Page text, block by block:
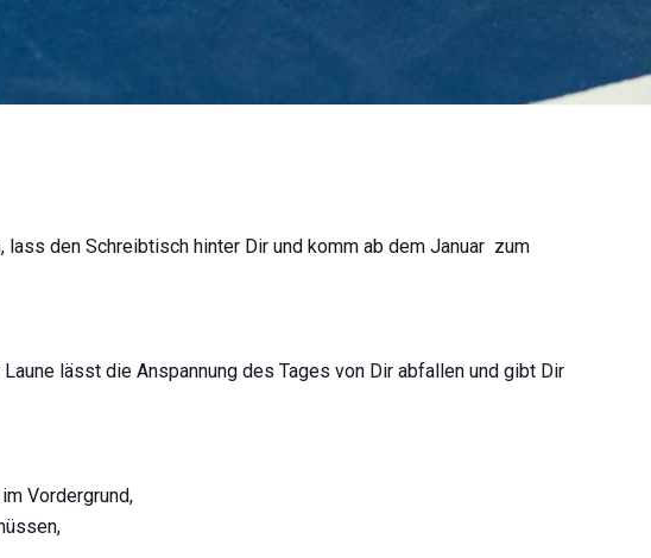
den Schreibtisch hinter Dir und komm ab dem Januar zum
lässt die Anspannung des Tages von Dir abfallen und gibt Dir
Vordergrund,